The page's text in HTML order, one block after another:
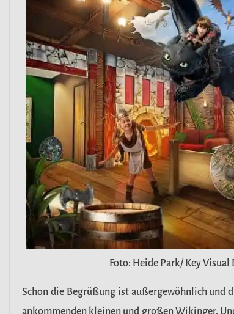
Foto: Heide Park/ Key
Schon die Begrüßung ist außergewöhnlich und
ankommenden kleinen und großen Wikinger.